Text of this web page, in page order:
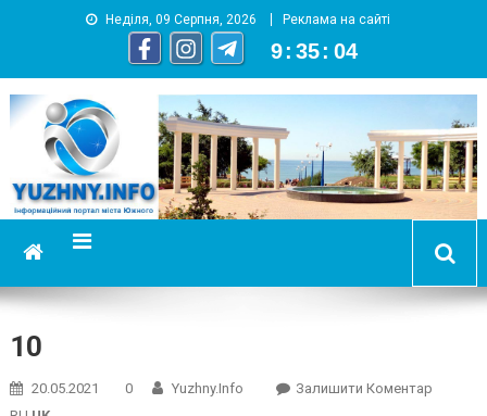
Неділя, 09 Серпня, 2026 Реклама на сайті
9 : 35 : 05
YUZHNY.INFO
информационный портал города Южный
10
20.05.2021 0 Yuzhny.info Залишити КоментарOn